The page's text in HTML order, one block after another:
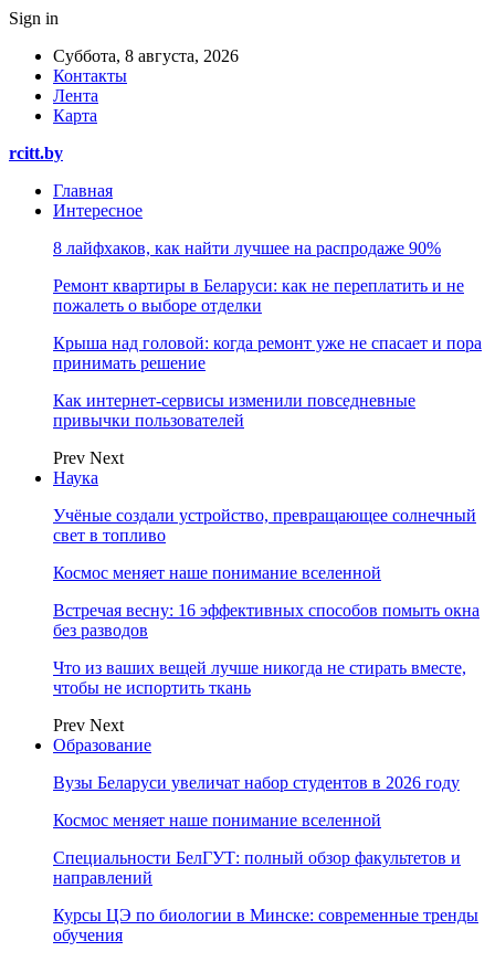
Sign in
Суббота, 8 августа, 2026
Контакты
Лента
Карта
rcitt.by
Главная
Интересное
8 лайфхаков, как найти лучшее на распродаже 90%
Ремонт квартиры в Беларуси: как не переплатить и не
пожалеть о выборе отделки
Крыша над головой: когда ремонт уже не спасает и пора
принимать решение
Как интернет-сервисы изменили повседневные
привычки пользователей
Prev Next
Наука
Учёные создали устройство, превращающее солнечный
свет в топливо
Космос меняет наше понимание вселенной
Встречая весну: 16 эффективных способов помыть окна
без разводов
Что из ваших вещей лучше никогда не стирать вместе,
чтобы не испортить ткань
Prev Next
Образование
Вузы Беларуси увеличат набор студентов в 2026 году
Космос меняет наше понимание вселенной
Специальности БелГУТ: полный обзор факультетов и
направлений
Курсы ЦЭ по биологии в Минске: современные тренды
обучения